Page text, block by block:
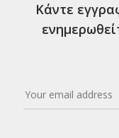
Κάντε